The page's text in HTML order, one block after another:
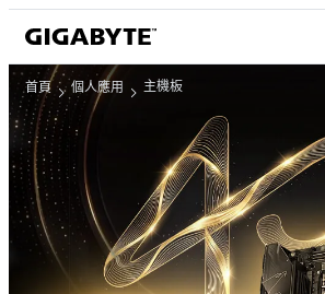
首頁 個人應用 主機板